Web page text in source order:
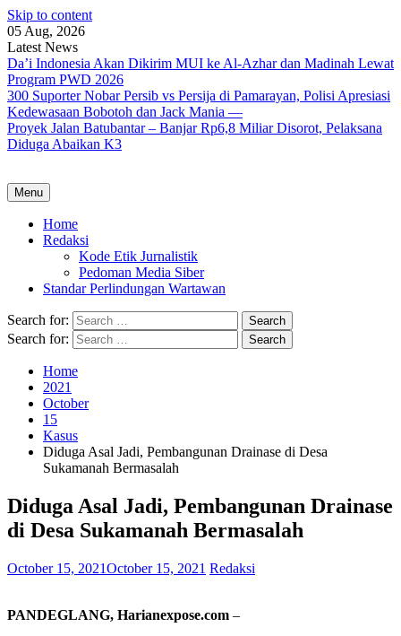
Skip to content
05 Aug, 2026
Latest News
Da’i Indonesia Akan Dikirim MUI ke Al-Azhar dan Madinah Lewat
Program PWD 2026
300 Suporter Nobar Persib vs Persija di Pamarayan, Polisi Apresiasi
Kedewasaan Bobotoh dan Jack Mania —
Proyek Jalan Batubantar – Banjar Rp6,8 Miliar Disorot, Pelaksana
Diduga Abaikan K3
Menu
Home
Redaksi
Kode Etik Jurnalistik
Pedoman Media Siber
Standar Perlindungan Wartawan
Search for:
Search for:
Home
2021
October
15
Kasus
Diduga Asal Jadi, Pembangunan Drainase di Desa
Sukamanah Bermasalah
Diduga Asal Jadi, Pembangunan Drainase
di Desa Sukamanah Bermasalah
October 15, 2021October 15, 2021 Redaksi
PANDEGLANG, Harianexpose.com –